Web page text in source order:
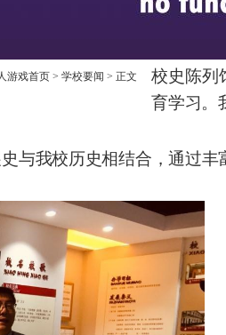
游戏首页 > 学校要闻 > 正文
校史陈列
育学习。
与我校历史相结合，通过丰